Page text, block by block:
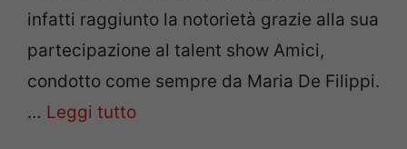
infatti raggiunto la notorietà grazie alla sua
partecipazione al talent show Amici,
condotto come sempre da Maria De Filippi.
… Leggi tutto